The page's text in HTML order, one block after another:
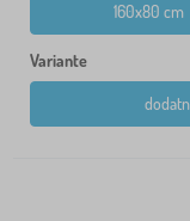
160x80 cm
Variante